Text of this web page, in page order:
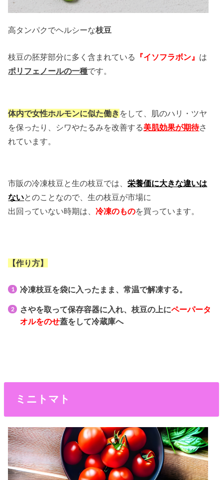
高タンパクでヘルシーな枝豆
枝豆の胚芽部分に多く含まれている 『イソフラボン』 は
ポリフェノールの一種です。
体内で女性ホルモンに似た働き をして、肌のハリ・ツヤ
を保ったり、シワやたるみを改善する美肌効果が期待さ
れています。
市販の冷凍枝豆と生の枝豆では、栄養価に大きな違いは
ないとのことなので、生の枝豆が市場に
出回っていない時期は、冷凍のものを買っています。
【作り方】
冷凍枝豆を袋に入ったまま、常温で解凍する。
さやを取って保存容器に入れ、枝豆の上にペーパータ
オルをのせ蓋をして冷蔵庫へ
ミニトマト